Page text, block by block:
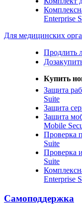
Enterprise
Для медицинских
Продлить
Купить
Защита
Suite
Защита
Защита
Mobile
Проверка
Suite
Проверка
Suite
Enterprise
Самоподдержка